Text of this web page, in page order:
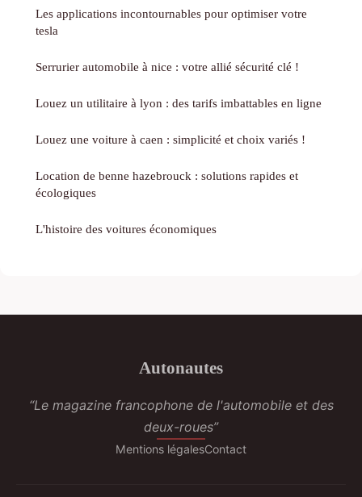
Les applications incontournables pour optimiser votre
tesla
Serrurier automobile à nice : votre allié sécurité clé !
Louez un utilitaire à lyon : des tarifs imbattables en ligne
Louez une voiture à caen : simplicité et choix variés !
Location de benne hazebrouck : solutions rapides et
écologiques
L'histoire des voitures économiques
Autonautes
“Le magazine francophone de l'automobile et des
deux-roues”
Mentions légalesContact